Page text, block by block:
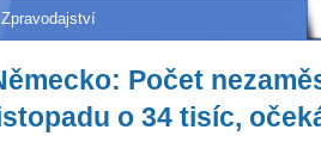
Zpravodajství
Počet
o 34 tisíc,